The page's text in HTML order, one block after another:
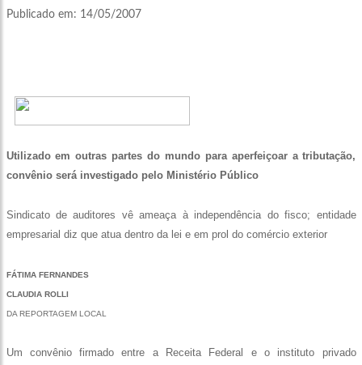
Publicado em: 14/05/2007
Utilizado em outras partes do mundo para aperfeiçoar a tributação,
convênio será investigado pelo Ministério Público
Sindicato de auditores vê ameaça à independência do fisco; entidade
empresarial diz que atua dentro da lei e em prol do comércio exterior
FÁTIMA FERNANDES
CLAUDIA ROLLI
DA REPORTAGEM LOCAL
Um convênio firmado entre a Receita Federal e o instituto privado